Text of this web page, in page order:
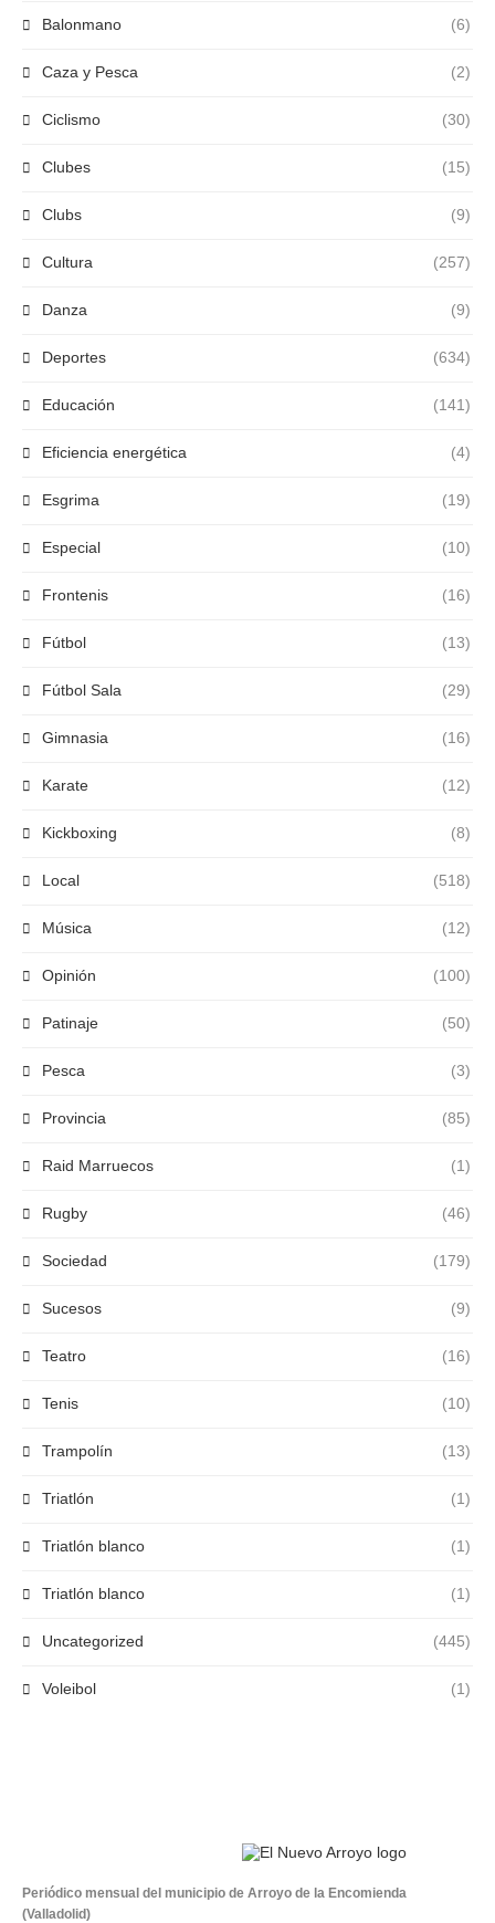
Balonmano (6)
Caza y Pesca (2)
Ciclismo (30)
Clubes (15)
Clubs (9)
Cultura (257)
Danza (9)
Deportes (634)
Educación (141)
Eficiencia energética (4)
Esgrima (19)
Especial (10)
Frontenis (16)
Fútbol (13)
Fútbol Sala (29)
Gimnasia (16)
Karate (12)
Kickboxing (8)
Local (518)
Música (12)
Opinión (100)
Patinaje (50)
Pesca (3)
Provincia (85)
Raid Marruecos (1)
Rugby (46)
Sociedad (179)
Sucesos (9)
Teatro (16)
Tenis (10)
Trampolín (13)
Triatlón (1)
Triatlón blanco (1)
Triatlón blanco (1)
Uncategorized (445)
Voleibol (1)
Periódico mensual del municipio de Arroyo de la Encomienda
(Valladolid)